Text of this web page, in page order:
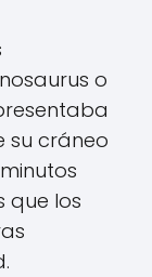
o
su cráneo
que los